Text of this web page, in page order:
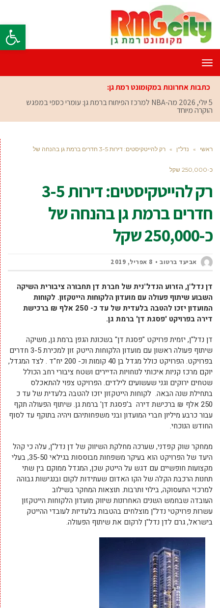
פתח
תפריט
כתבות אחרונות במקומונט רמת גן:
5 יולי, 2026
מה-NBA למרכז הפיתוח ברמת גן: עומרי כספי במפגש
הוקרה מיוחד
ראשי » נדל"ן » רק להייטקיסטים: דירות 3-5 חדרים ברמת גן בהנחה של
כ-250,000 שקל
רק להייטקיסטים: דירות 3-5
חדרים ברמת גן בהנחה של
כ-250,000 שקל
אביעד ברטוב 8 אפריל, 2019
דן נדל"ן, הזרוע הנדל"נית של חברת דן תחבורה ציבורית השיקה
השבוע שיתוף פעולה עם מועדון הלקוחות הייטקזון. לקוחות
המועדון יזכו להטבה בלעדית של עד כ- 250 אלף ₪ ברכישת
דירה בפרויקט 'פסגת דן' ברמת גן.
דן נדל"ן, יזמית פרויקט "פסגת דן" בשכונת הגפן ברמת גן, משיקה
שיתוף פעולה ראשון עם מועדון הלקוחות הייטק זון למכירת 3-5 חדרים
בפרויקט. הפרויקט כולל מגדל בן 40 קומות וכ- 200 יח"ד . לצד המגדל,
יוקם מרכז קניות איכותי לנוחויות הדיירים ושטח ציבורי רחב הכולל
שטחים ירוקים וגני שעשועים לילדים. הפרויקט צפוי להתאכלס
בתחילת שנה הבאה. לקוחות הייטקזון יזכו להטבה בלעדית של עד כ
250 אלף ₪ ברכישת דירה ב'פסגת דן' ברמת גן. שיתוף הפעולה תקף
עבור כרבע מיליון חברי המועדון ובני משפחותיהם ויהיה בתוקף עד לסוף
החודש הנוכחי.
ממחקר שוק קפדני, שערכה מחלקת השיווק של דן נדל"ן, עלה כי קהל
היעד של הפרויקט הוא בעיקר משפחות מבוססות בגילאי 35-50, בעלי
מקצועות חופשיים עם דגש על הייטק שכן, המגדל ממוקם בין שתי
תחנות הרכבת הקלה של הקו האדום שעתידות לקום ובנגישות גבוהה
למרכזי התעסוקה, בילוי ותרבות. תוצאות המחקר בשילוב
העובדה שבחמש השנים האחרונות שיווק מועדון הלקוחות הייטקזון
עשרות פרויקטי נדל"ן מוצלחים בהטבות בלעדיות לעובדי ההייטק
בישראל, גרם לדן נדל"ן לרקום את שיתוף הפעולה.